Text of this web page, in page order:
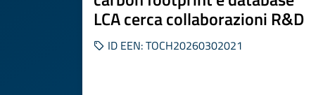
LCA cerca collaborazioni R&D
ID EEN: TOCH20260302021